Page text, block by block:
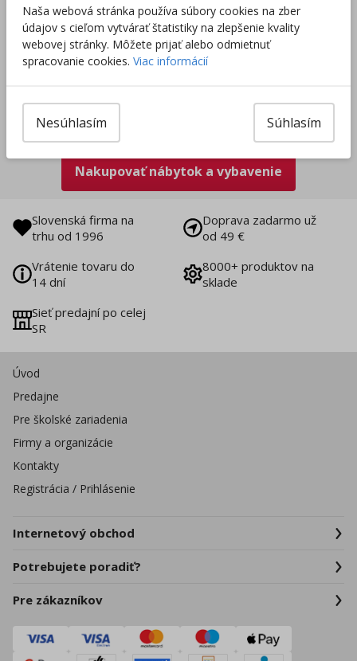
Nakupovať nábytok a vybavenie
Slovenská firma na
trhu od 1996
Doprava zadarmo už
od 49 €
Vrátenie tovaru do
14 dní
8000+ produktov na
sklade
Sieť predajní po celej
SR
Úvod
Predajne
Pre školské zariadenia
Firmy a organizácie
Kontakty
Registrácia / Prihlásenie
Internetový obchod
Potrebujete poradiť?
Pre zákazníkov
Naša webová stránka používa súbory cookies na zber
údajov s cieľom vytvárať štatistiky na zlepšenie kvality
webovej stránky. Môžete prijať alebo odmietnuť
spracovanie cookies. Viac informácií
Súhlasím
Nesúhlasím